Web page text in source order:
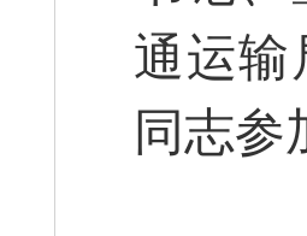
通运输
同志参